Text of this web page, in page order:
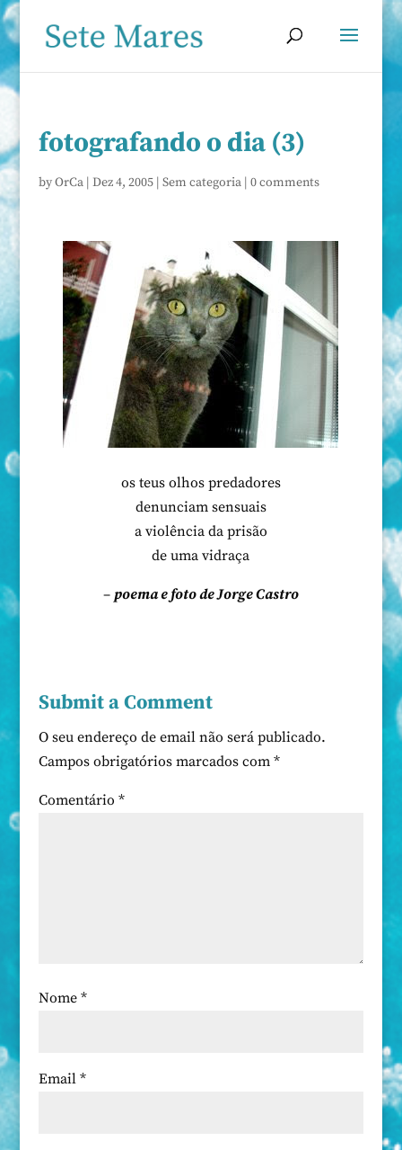
fotografando o dia (3)
byOrCa| Dez 4, 2005| Sem categoria| 0 comments
os teus olhos predadores
denunciam sensuais
a violência da prisão
de uma vidraça
– poema e foto de Jorge Castro
Submit a Comment
O seu endereço de email não será publicado.
Campos obrigatórios marcados com *
Comentário *
Nome *
Email *